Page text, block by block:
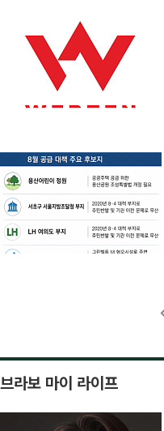
브라보 마이 라이프